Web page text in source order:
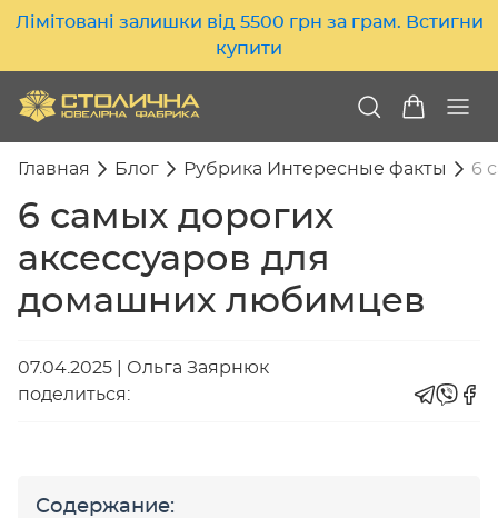
Лімітовані залишки від 5500 грн за грам. Встигни
купити
Главная Блог Рубрика Интересные факты 6
6 самых дорогих
аксессуаров для
домашних любимцев
07.04.2025
Ольга Заярнюк
поделиться:
Содержание: